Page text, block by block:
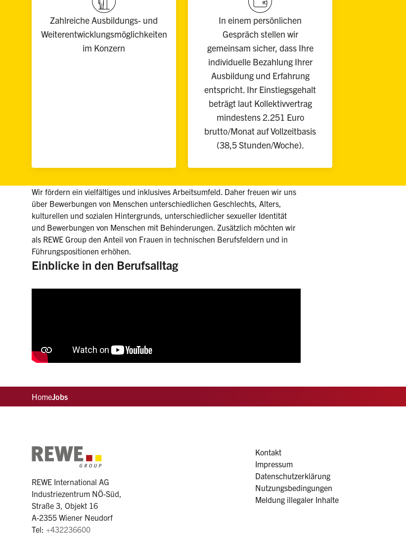
Zahlreiche Ausbildungs- und
Weiterentwicklungsmöglichkeiten
im Konzern
In einem persönlichen
Gespräch stellen wir
gemeinsam sicher, dass Ihre
individuelle Bezahlung Ihrer
Ausbildung und Erfahrung
entspricht. Ihr Einstiegsgehalt
beträgt laut Kollektivvertrag
mindestens 2.251 Euro
brutto/Monat auf Vollzeitbasis
(38,5 Stunden/Woche).
Wir fördern ein vielfältiges und inklusives Arbeitsumfeld. Daher freuen wir uns
über Bewerbungen von Menschen unterschiedlichen Geschlechts, Alters,
kulturellen und sozialen Hintergrunds, unterschiedlicher sexueller Identität
und Bewerbungen von Menschen mit Behinderungen. Zusätzlich möchten wir
als REWE Group den Anteil von Frauen in technischen Berufsfeldern und in
Führungspositionen erhöhen.
Einblicke in den Berufsalltag
HomeJobs
REWE International AG
Industriezentrum NÖ-Süd,
Straße 3, Objekt 16
A-2355 Wiener Neudorf
Tel: +432236600
Kontakt
Impressum
Datenschutzerklärung
Nutzungsbedingungen
Meldung illegaler Inhalte